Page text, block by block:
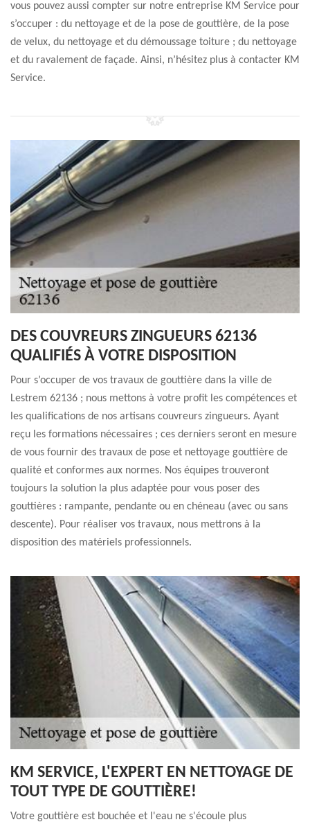
vous pouvez aussi compter sur notre entreprise KM Service pour
s’occuper : du nettoyage et de la pose de gouttière, de la pose
de velux, du nettoyage et du démoussage toiture ; du nettoyage
et du ravalement de façade. Ainsi, n’hésitez plus à contacter KM
Service.
DES COUVREURS ZINGUEURS 62136
QUALIFIÉS À VOTRE DISPOSITION
Pour s’occuper de vos travaux de gouttière dans la ville de
Lestrem 62136 ; nous mettons à votre profit les compétences et
les qualifications de nos artisans couvreurs zingueurs. Ayant
reçu les formations nécessaires ; ces derniers seront en mesure
de vous fournir des travaux de pose et nettoyage gouttière de
qualité et conformes aux normes. Nos équipes trouveront
toujours la solution la plus adaptée pour vous poser des
gouttières : rampante, pendante ou en chéneau (avec ou sans
descente). Pour réaliser vos travaux, nous mettrons à la
disposition des matériels professionnels.
KM SERVICE, L'EXPERT EN NETTOYAGE DE
TOUT TYPE DE GOUTTIÈRE!
Votre gouttière est bouchée et l'eau ne s'écoule plus